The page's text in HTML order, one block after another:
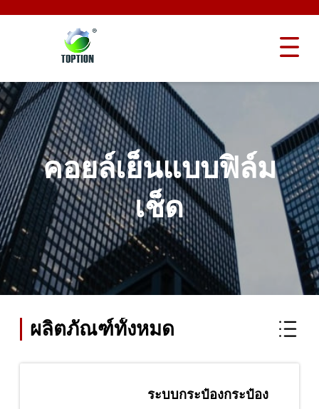
คอยล์เย็นแบบฟิล์ม
เช็ด
ผลิตภัณฑ์ทั้งหมด
ระบบกระป๋องกระป๋อง